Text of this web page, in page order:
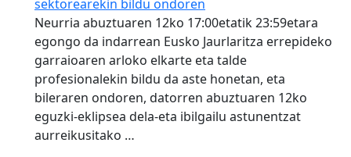
sektorearekin bildu ondoren
Neurria abuztuaren 12ko 17:00etatik 23:59etara
egongo da indarrean Eusko Jaurlaritza errepideko
garraioaren arloko elkarte eta talde
profesionalekin bildu da aste honetan, eta
bileraren ondoren, datorren abuztuaren 12ko
eguzki-eklipsea dela-eta ibilgailu astunentzat
aurreikusitako …